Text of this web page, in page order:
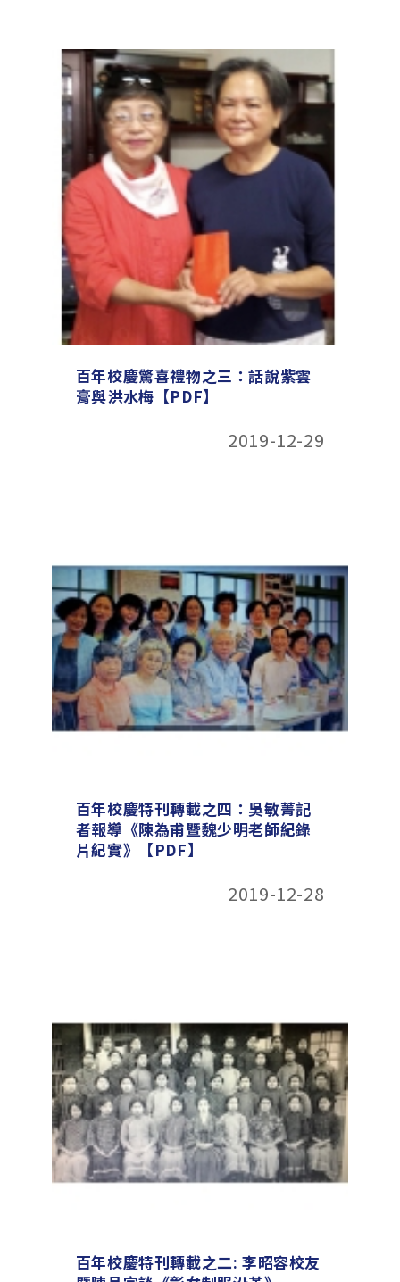
百年校慶驚喜禮物之三：話說紫雲
膏與洪水梅【PDF】
2019-12-29
百年校慶特刊轉載之四：吳敏菁記
者報導《陳為甫暨魏少明老師紀錄
片紀實》【PDF】
2019-12-28
百年校慶特刊轉載之二: 李昭容校友